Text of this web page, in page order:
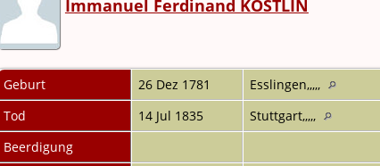
Immanuel Ferdinand KÖSTLIN
Geburt 26 Dez 1781
Esslingen,,,,,
Tod
14 Jul 1835
Stuttgart,,,,,
Beerdigung